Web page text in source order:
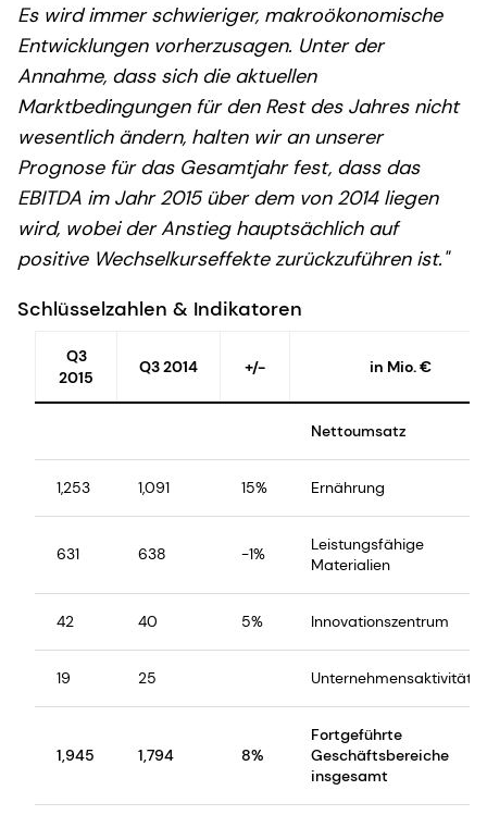
Es wird immer schwieriger, makroökonomische
Entwicklungen vorherzusagen. Unter der
Annahme, dass sich die aktuellen
Marktbedingungen für den Rest des Jahres nicht
wesentlich ändern, halten wir an unserer
Prognose für das Gesamtjahr fest, dass das
EBITDA im Jahr 2015 über dem von 2014 liegen
wird, wobei der Anstieg hauptsächlich auf
positive Wechselkurseffekte zurückzuführen ist."
Schlüsselzahlen & Indikatoren
Q3
2015
Q3 2014 +/- in Mio. €
Nettoumsatz
1,253 1,091 15% Ernährung
631 638 -1%
Leistungsfähige
Materialien
42 40 5% Innovationszentrum
19 25
1,945 1,794 8%
Fortgeführte
Geschäftsbereiche
insgesamt